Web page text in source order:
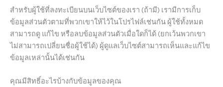
สำหรับผู้ใช้ที่ลงทะเบียนบนเว็บไซต์ของเรา (ถ้ามี) เรามีการเก็บ
ข้อมูลส่วนตัวตามที่พวกเขาให้ไว้ในโปรไฟล์เช่นกัน ผู้ใช้ทั้งหมด
สามารถดู แก้ไข หรือลบข้อมูลส่วนตัวเมื่อใดก็ได้ (ยกเว้นพวกเขา
ไม่สามารถเปลี่ยนชื่อผู้ใช้ได้) ผู้ดูแลเว็บไซต์สามารถเห็นและแก้ไข
ข้อมูลเหล่านั้นได้เช่นกัน
คุณมีสิทธิ์อะไรบ้างกับข้อมูลของคุณ